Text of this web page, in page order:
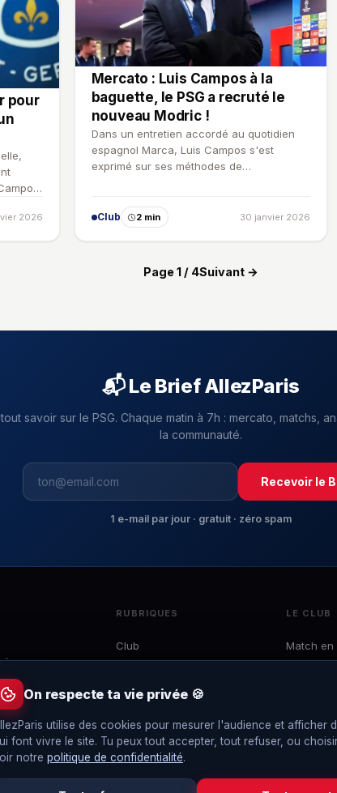
pour
2026
Mercato : Luis Campos à la
baguette, le PSG a recruté le
nouveau Modric !
Dans un entretien accordé au quotidien
espagnol Marca, Luis Campos s'est
exprimé sur ses méthodes de
Club 2 min 30 janvier 2026
Page 1 / 4Suivant →
📬 Le Brief AllezParis
savoir sur le PSG. Chaque matin à 7h : mercato, matchs,
la communauté.
Recevoir le
1 e-mail par jour · gratuit · zéro spam
à
du
de
RUBRIQUES
Club
Ligue 1
Coupes
EDF
LE CLUB
Match en
Interviews
Le Brief
On respecte ta vie privée 🍪
utilise des cookies pour mesurer l'audience et afficher
font vivre le site. Tu peux tout accepter, tout refuser, ou
notre politique de confidentialité.